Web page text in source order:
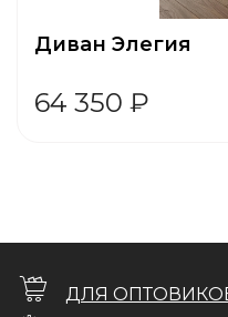
Диван Элегия
64 350 ₽
ДЛЯ